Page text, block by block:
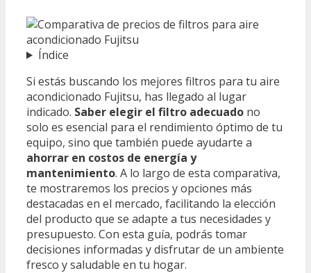
Índice
Si estás buscando los mejores filtros para tu aire
acondicionado Fujitsu, has llegado al lugar
indicado. Saber elegir el filtro adecuado no
solo es esencial para el rendimiento óptimo de tu
equipo, sino que también puede ayudarte a
ahorrar en costos de energía y
mantenimiento. A lo largo de esta comparativa,
te mostraremos los precios y opciones más
destacadas en el mercado, facilitando la elección
del producto que se adapte a tus necesidades y
presupuesto. Con esta guía, podrás tomar
decisiones informadas y disfrutar de un ambiente
fresco y saludable en tu hogar.